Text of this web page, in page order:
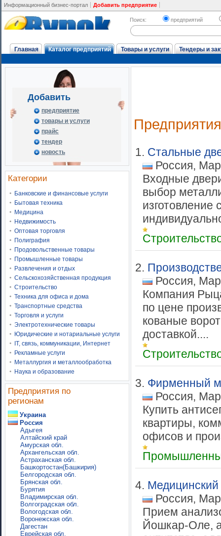
Информационный бизнес-портал Добавить предприятие
Поиск: предприятий
Главная Каталог предприятий Товары и услуги Тендеры и
Добавить
предприятие
товары и услуги
прайс
тендер
новость
Категории
Банковские и финансовые услуги
Бытовая техника
Медицина
Недвижимость
Оптовая торговля
Полиграфия
Продовольственные товары
Промышленные товары
Развлечения и отдых
Сельскохозяйственная продукция
Строительство
Техника для офиса и дома
Транспортные средства
Торговля и услуги
Электротехнические товары
Юридические и нотариальные услуги
IT, связь, коммуникации, Интернет
Рекламные услуги
Металлургия и металлообработка
Наука и образование
Предприятия по
регионам
Украина
Россия
Адыгея
Алтайский край
Амурская обл.
Архангельская обл.
Астраханская обл.
Башкортостан(Башкирия)
Белгородская обл.
Брянская обл.
Бурятия
Владимирская обл.
Волгоградская обл.
Вологодская обл.
Воронежская обл.
Дагестан
Еврейская обл.
Предприятия
1. Стальные
Россия,
Входные
выбор
изготовление
2.
Россия,
Компания
по цене
кованые
доставкой....
3. Фирменный
Россия,
Купить
квартиры,
офисов и
4.
Россия,
Прием
Йошкар-Оле,